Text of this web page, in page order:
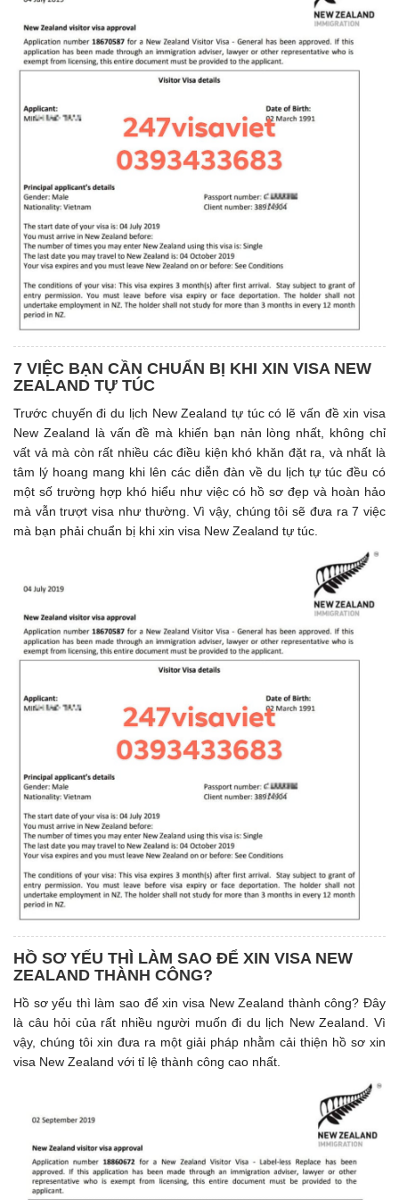
7 VIỆC BẠN CẦN CHUẨN BỊ KHI XIN VISA NEW
ZEALAND TỰ TÚC
Trước chuyến đi du lịch New Zealand tự túc có lẽ vấn đề xin visa
New Zealand là vấn đề mà khiến bạn nản lòng nhất, không chỉ
vất vả mà còn rất nhiều các điều kiện khó khăn đặt ra, và nhất là
tâm lý hoang mang khi lên các diễn đàn về du lịch tự túc đều có
một số trường hợp khó hiểu như việc có hồ sơ đẹp và hoàn hảo
mà vẫn trượt visa như thường. Vì vậy, chúng tôi sẽ đưa ra 7 việc
mà bạn phải chuẩn bị khi xin visa New Zealand tự túc.
HỒ SƠ YẾU THÌ LÀM SAO ĐỂ XIN VISA NEW
ZEALAND THÀNH CÔNG?
Hồ sơ yếu thì làm sao để xin visa New Zealand thành công? Đây
là câu hỏi của rất nhiều người muốn đi du lịch New Zealand. Vì
vậy, chúng tôi xin đưa ra một giải pháp nhằm cải thiện hồ sơ xin
visa New Zealand với tỉ lệ thành công cao nhất.